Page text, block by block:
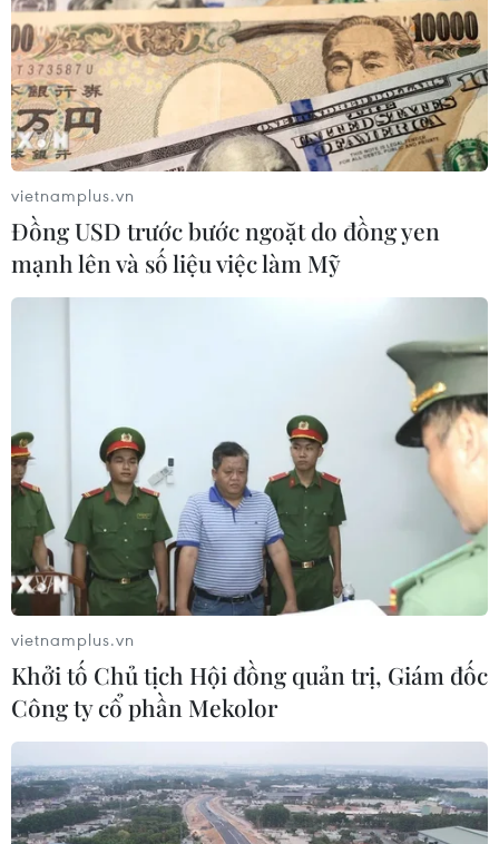
Những mẫu máy ảnh mirroless dưới 30
triệu đáng mua nhất nửa đầu 2020
29/04/2020 09:24
thiệu những mẫu máy ảnh mirroless tầm trung nhưng
cấu hình khá tốt để nhắm tới phân khúc người dùng
phổ thông hơn.
Canon ra mắt mẫu máy ảnh mirroless
vietnamplus.vn
Đồng USD trước bước ngoặt do đồng yen
mạnh lên và số liệu việc làm Mỹ
vietnamplus.vn
Khởi tố Chủ tịch Hội đồng quản trị, Giám đốc
Công ty cổ phần Mekolor